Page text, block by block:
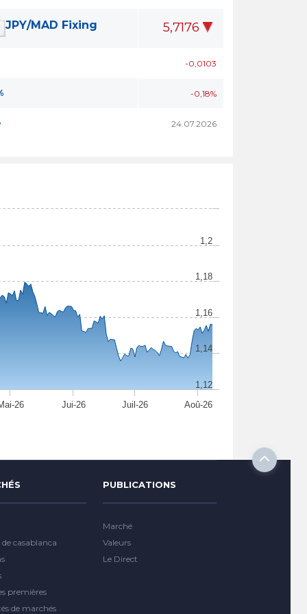
JPY/MAD Fixing 5,7176
-0,0103
-0,18%
24.07.2026
26 Jui-26 Juil-26 Aoû-26
1,12
1,14
1,16
1,18
1,2
de casablanca
premières
de marchés
PUBLICATIONS
Marché
Valeurs
Le Direct